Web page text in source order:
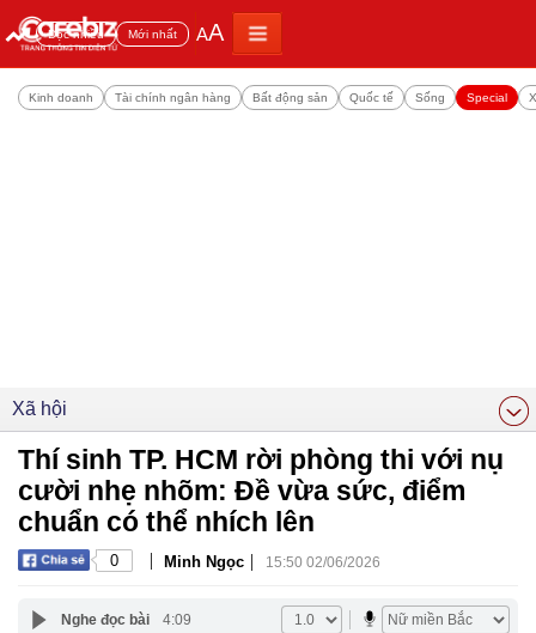
Đọc nhiều Mới nhất AA
Kinh doanh Tài chính ngân hàng Bất động sản Quốc tế Sống Special
Xã hội
Thí sinh TP. HCM rời phòng thi với nụ
cười nhẹ nhõm: Đề vừa sức, điểm
chuẩn có thể nhích lên
0 | Minh Ngọc | 15:50 02/06/2026
Nghe đọc bài 4:09